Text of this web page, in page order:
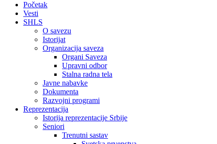
Početak
Vesti
SHLS
O savezu
Istorijat
Organizacija saveza
Organi Saveza
Upravni odbor
Stalna radna tela
Javne nabavke
Dokumenta
Razvojni programi
Reprezentacija
Istorija reprezentacije Srbije
Seniori
Trenutni sastav